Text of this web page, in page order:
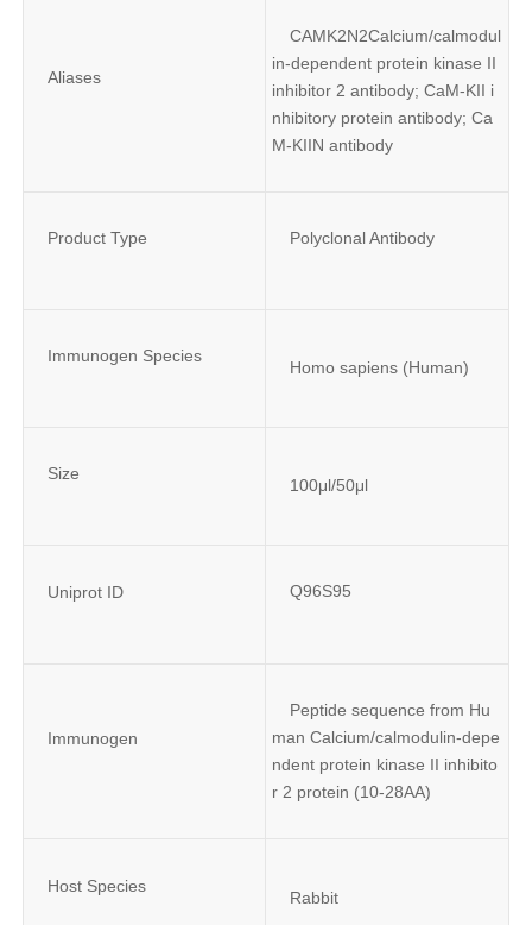
Aliases
CAMK2N2Calcium/calmodul
in-dependent protein kinase II
inhibitor 2 antibody; CaM-KII i
nhibitory protein antibody; Ca
M-KIIN antibody
Product Type Polyclonal Antibody
Immunogen Species
Homo sapiens (Human)
Size
100μl/50μl
Uniprot ID Q96S95
Immunogen
Peptide sequence from Hu
man Calcium/calmodulin-depe
ndent protein kinase II inhibito
r 2 protein (10-28AA)
Host Species
Rabbit